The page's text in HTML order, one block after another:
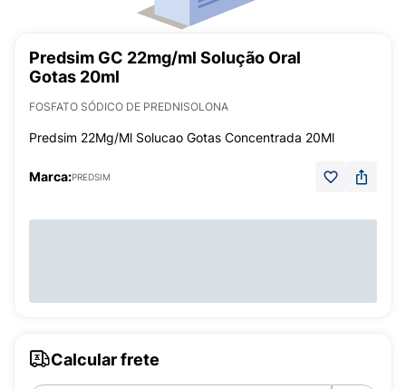
Predsim GC 22mg/ml Solução Oral
Gotas 20ml
FOSFATO SÓDICO DE PREDNISOLONA
Predsim 22Mg/Ml Solucao Gotas Concentrada 20Ml
Marca:PREDSIM
Calcular frete